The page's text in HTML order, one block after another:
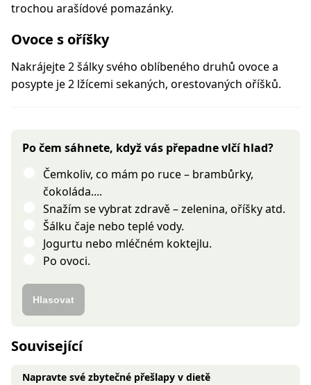
trochou arašídové pomazánky.
Ovoce s oříšky
Nakrájejte 2 šálky svého oblíbeného druhů ovoce a
posypte je 2 lžícemi sekaných, orestovaných oříšků.
Po čem sáhnete, když vás přepadne vlčí hlad?
Čemkoliv, co mám po ruce – brambůrky,
čokoláda....
Snažím se vybrat zdravě – zelenina, oříšky atd.
Šálku čaje nebo teplé vody.
Jogurtu nebo mléčném koktejlu.
Po ovoci.
Hlasovat
Související
Napravte své zbytečné přešlapy v dietě